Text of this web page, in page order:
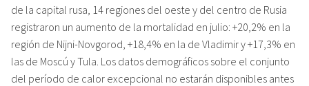
de la capital rusa, 14 regiones del oeste y del centro de Rusia
registraron un aumento de la mortalidad en julio: +20,2% en la
región de Nijni-Novgorod, +18,4% en la de Vladimir y +17,3% en
las de Moscú y Tula. Los datos demográficos sobre el conjunto
del período de calor excepcional no estarán disponibles antes